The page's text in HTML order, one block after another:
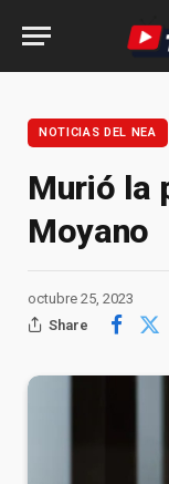
NOTICIAS DEL NEA
Murió la
Moyano
octubre 25, 2023
Share